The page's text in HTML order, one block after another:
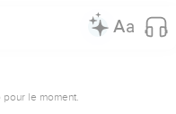
le moment.